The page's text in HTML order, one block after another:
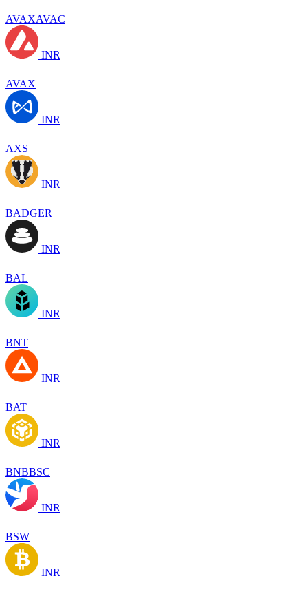
AVAXAVAC
INR
AVAX
INR
AXS
INR
BADGER
INR
BAL
INR
BNT
INR
BAT
INR
BNBBSC
INR
BSW
INR